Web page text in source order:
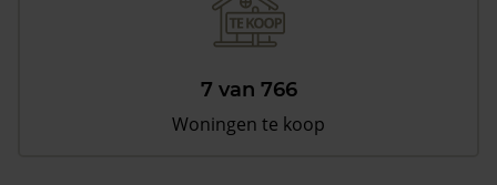
7 van 766
Woningen te koop